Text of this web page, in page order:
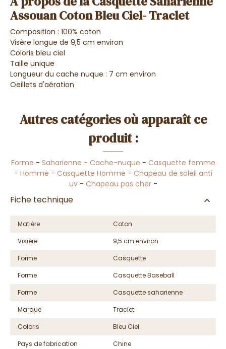
Assouan Coton Bleu Ciel- Traclet
Composition : 100% coton
Visère longue de 9,5 cm environ
Coloris bleu ciel
Taille unique
Longueur du cache nuque : 7 cm environ
Oeillets d'aération
Autres catégories où apparaît ce
produit :
Forme - Saharienne - Cache-nuque - Casquette femme
- Homme - Casquette Homme - Chapeau de soleil anti
uv- Chapeau pas cher-
Fiche technique
Matière
Coton
Visière
9,5 cm environ
Forme
Casquette
Forme
Casquette Baseball
Forme
Casquette saharienne
Marque
Traclet
Coloris
Bleu Ciel
Pays de fabrication
Chine